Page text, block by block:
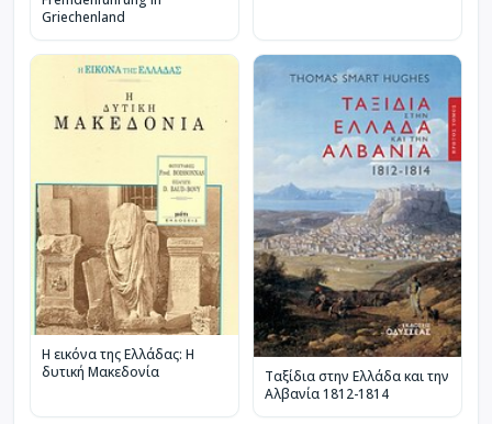
Griechenland
Η εικόνα της Ελλάδας: Η
δυτική Μακεδονία
Ταξίδια στην Ελλάδα και την
Αλβανία 1812-1814